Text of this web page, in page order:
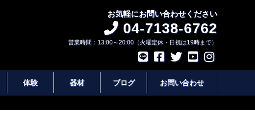
お気軽にお問い合わせください
04-7138-6762
営業時間：13:00～20:00（火曜定休・日祝は19時まで）
体験 器材 ブログ お問い合わせ